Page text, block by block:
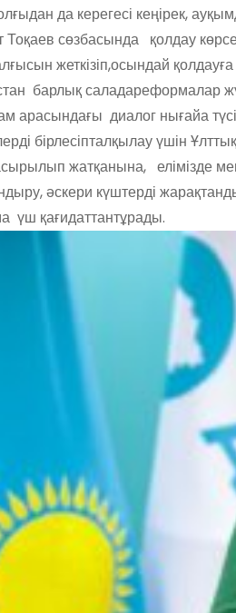
да керегесі кеңірек,
Тоқаев сөзбасында қолдау
жеткізіп,осындай қолдауға
барлықсаладареформалар
арасындағы диалог нығайа
бірлесіпталқылауүшін Ұлттық
жатқанына, елімізде
,әскери күштерді
үш қағидаттантұрады.